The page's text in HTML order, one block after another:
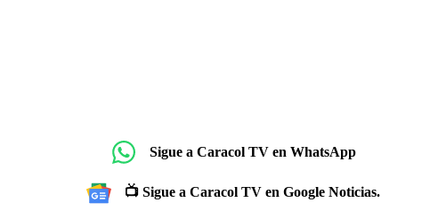
Sigue a Caracol TV en WhatsApp
📺 Sigue a Caracol TV en Google Noticias.